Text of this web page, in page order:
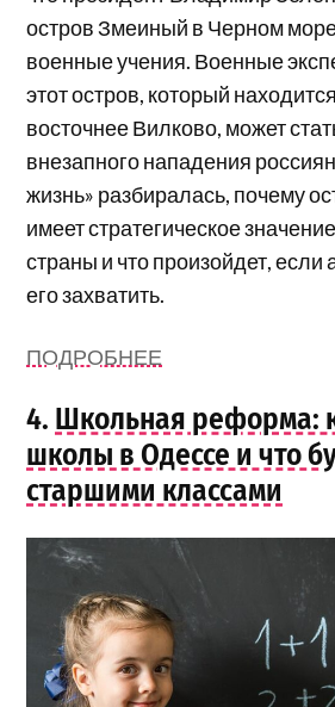
остров Змеиный в Черном
военные учения. Военные
этот остров, который
восточнее Вилково, может
внезапного нападения
жизнь» разбиралась, почему
имеет стратегическое
страны и что произойдет, если
его захватить.
ПОДРОБНЕЕ
4. Школьная реформа:
школы в Одессе и что
старшими классами